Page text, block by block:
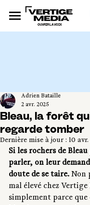
OUVRIR LA VOIX
Bleau, la forêt
regarde tomber
Adrien Bataille
2 avr. 2025
Dernière mise à jour : 10
Si les rochers de
parler, on leur
doute de se taire. Non
mal élevé chez Vertige
simplement parce que